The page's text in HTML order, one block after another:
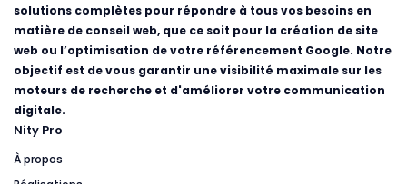
solutions complètes pour répondre à tous vos besoins en
matière de conseil web, que ce soit pour la création de site
web ou l’optimisation de votre référencement Google. Notre
objectif est de vous garantir une visibilité maximale sur les
moteurs de recherche et d'améliorer votre communication
digitale.
Nity Pro
À propos